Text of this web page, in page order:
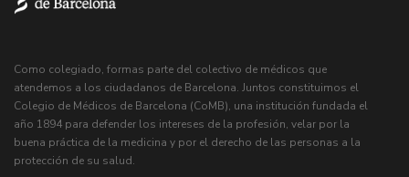
Como colegiado, formas parte del colectivo de médicos que
atendemos a los ciudadanos de Barcelona. Juntos constituimos el
Colegio de Médicos de Barcelona (CoMB), una institución fundada el
año 1894 para defender los intereses de la profesión, velar por la
buena práctica de la medicina y por el derecho de las personas a la
protección de su salud.